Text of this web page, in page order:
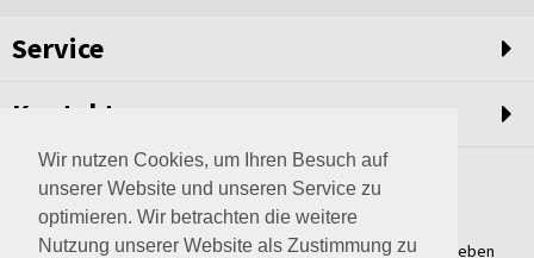
Wir nutzen Cookies, um Ihren Besuch auf
unserer Website und unseren Service zu
optimieren. Wir betrachten die weitere
Nutzung unserer Website als Zustimmung zu
Service
Kontakt
Weltweit setzen wir unsere Erfahrungswerte und unser Streben